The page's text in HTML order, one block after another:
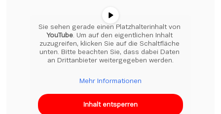
YouTube. Um auf den eigentlichen Inhalt
zuzugreifen, klicken Sie auf die Schaltfläche
unten. Bitte beachten Sie, dass dabei Daten
an Drittanbieter weitergegeben werden.
Mehr Informationen
Inhalt entsperren